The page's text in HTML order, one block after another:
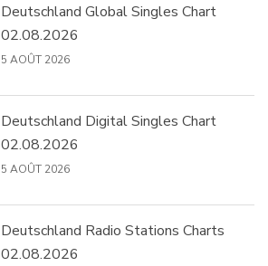
Deutschland Global Singles Chart
02.08.2026
5 AOÛT 2026
Deutschland Digital Singles Chart
02.08.2026
5 AOÛT 2026
Deutschland Radio Stations Charts
02.08.2026